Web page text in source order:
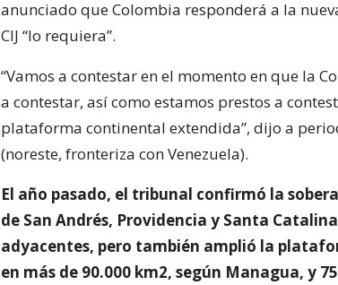
anunciado que Colombia responderá a la
CIJ “lo requiera”.
“Vamos a contestar en el momento en que la
a contestar, así como estamos prestos a
plataforma continental extendida”, dijo a
(noreste, fronteriza con Venezuela).
El año pasado, el tribunal confirmó la
de San Andrés, Providencia y Santa
adyacentes, pero también amplió la
en más de 90.000 km2, según Managua, y